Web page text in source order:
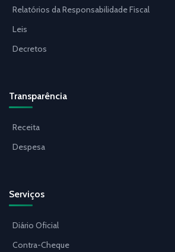
Relatórios da Responsabilidade Fiscal
Leis
Decretos
Transparência
Receita
Despesa
Serviços
Diário Oficial
Contra-Cheque